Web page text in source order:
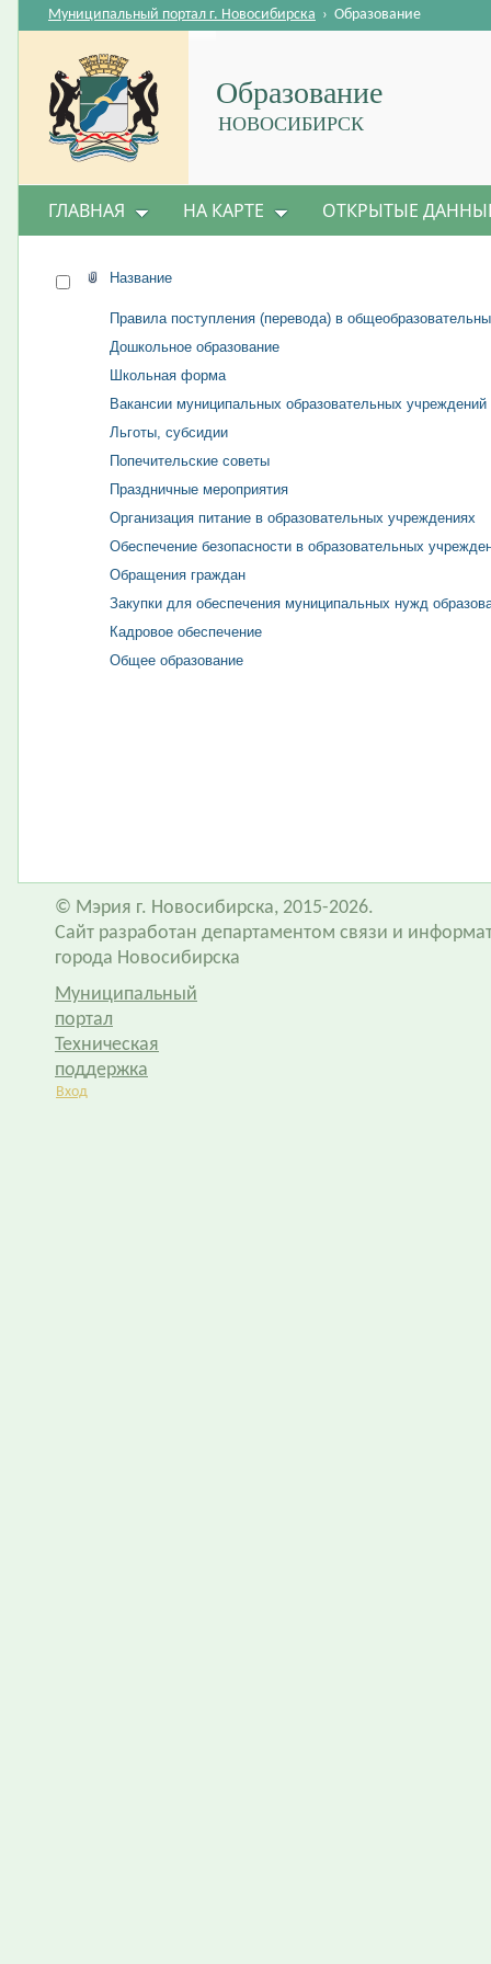
Образование
НОВОСИБИРСК
Муниципальный портал г. Новосибирска › Образование
ГЛАВНАЯ НА КАРТЕ ОТКРЫТЫЕ
Название
Правила поступления (перевода) в
Дошкольное образование
Школьная форма
Вакансии муниципальных образовательных учреждений
Льготы, субсидии
Попечительские советы
Праздничные мероприятия
Организация питание в образовательных учреждениях
Обеспечение безопасности в образовательных
Обращения граждан
Закупки для обеспечения муниципальных нужд
Кадровое обеспечение
Общее образование
© Мэрия г. Новосибирска, 2015-2026.
Сайт разработан департаментом связи и
города Новосибирска
Муниципальный
портал
Техническая
поддержка
Вход